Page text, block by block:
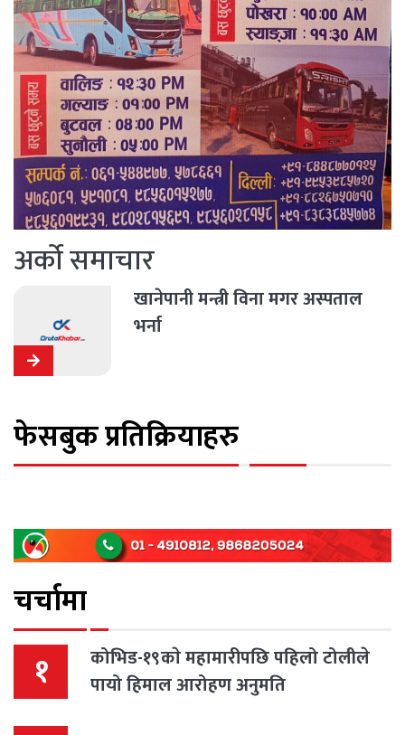
अर्को समाचार
खानेपानी मन्त्री विना मगर अस्पताल
भर्ना
फेसबुक प्रतिक्रियाहरु
चर्चामा
१
कोभिड-१९काे महामारीपछि पहिलो टोलीले
पायो हिमाल आरोहण अनुमति